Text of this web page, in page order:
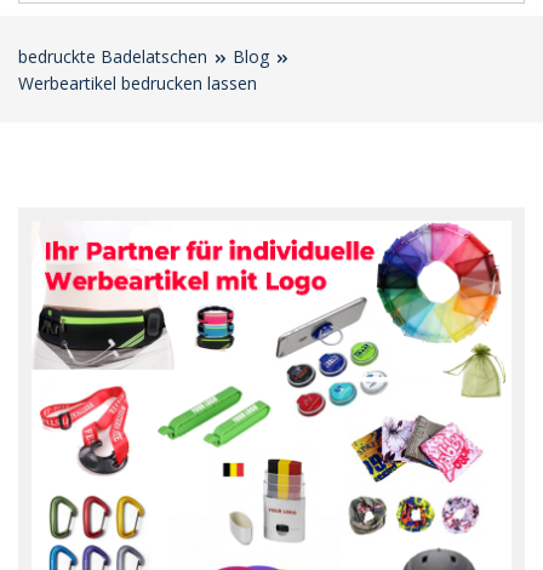
bedruckte Badelatschen
Blog
Werbeartikel bedrucken lassen